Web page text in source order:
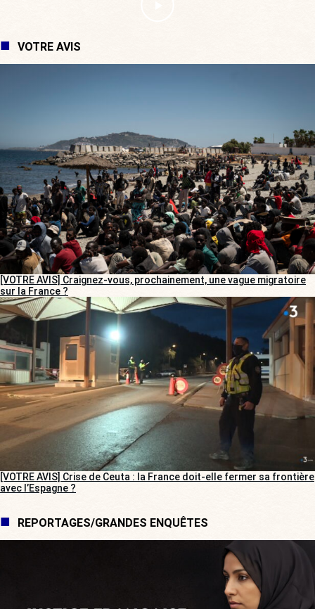
VOTRE AVIS
[VOTRE AVIS] Craignez-vous, prochainement, une vague migratoire
sur la France ?
[VOTRE AVIS] Crise de Ceuta : la France doit-elle fermer sa frontière
avec l’Espagne ?
REPORTAGES/GRANDES ENQUÊTES